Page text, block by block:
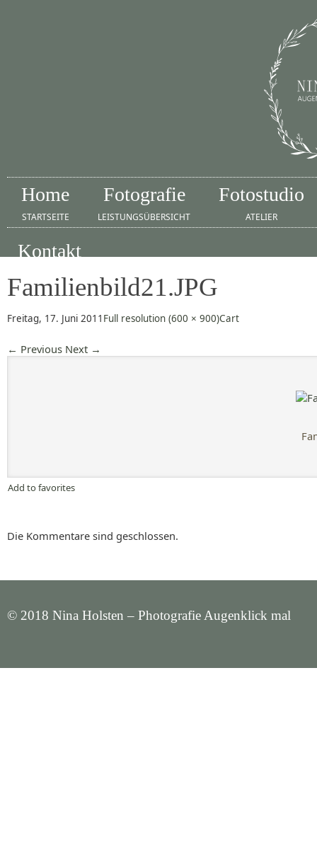
Home
STARTSEITE
Fotografie
LEISTUNGSÜBERSICHT
Fotostudio
ATELIER
Kontakt
Familienbild21.JPG
Freitag, 17. Juni 2011 Full resolution (600 × 900)Cart
← Previous Next →
Add to favorites
Die Kommentare sind geschlossen.
© 2018 Nina Holsten – Photografie Augenklick mal